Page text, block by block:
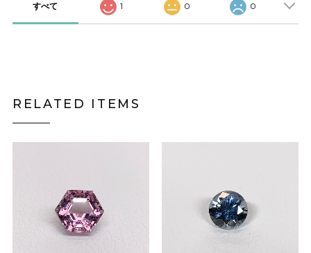
すべて 1 0 0
RELATED ITEMS